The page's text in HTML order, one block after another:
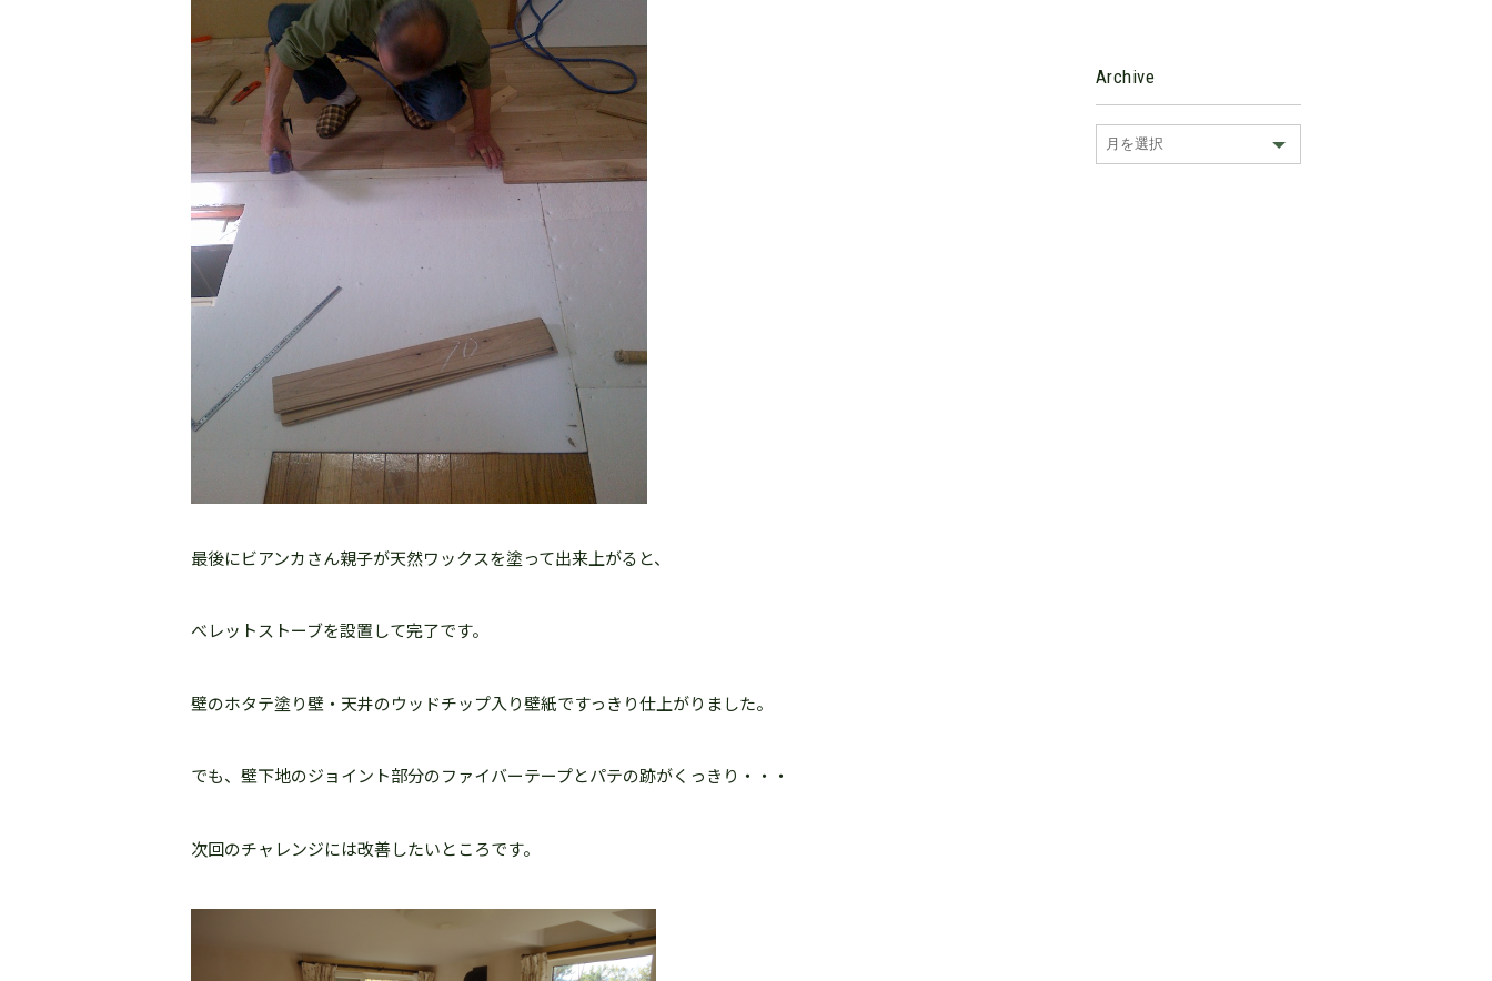
最後にビアンカさん親子が天然ワックスを塗って出来上がると、
べレットストーブを設置して完了です。
壁のホタテ塗り壁・天井のウッドチップ入り壁紙ですっきり仕上がりました。
でも、壁下地のジョイント部分のファイバーテープとパテの跡がくっきり・・・
次回のチャレンジには改善したいところです。
Archive